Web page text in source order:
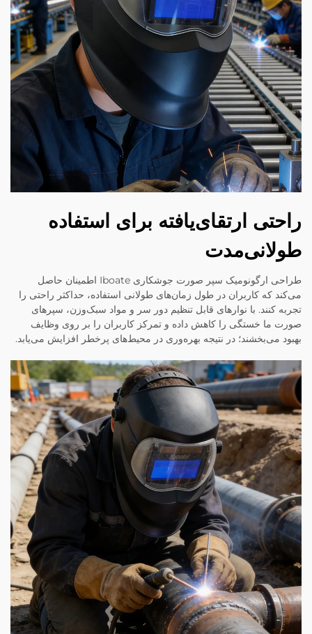
راحتی ارتقای‌یافته برای استفاده
طولانی‌مدت
طراحی ارگونومیک سپر صورت جوشکاری Iboate اطمینان حاصل
می‌کند که کاربران در طول زمان‌های طولانی استفاده، حداکثر راحتی را
تجربه کنند. با نوارهای قابل تنظیم دور سر و مواد سبک‌وزن، سپرهای
صورت ما خستگی را کاهش داده و تمرکز کاربران را بر روی وظایف
بهبود می‌بخشند؛ در نتیجه بهره‌وری در محیط‌های پرخطر افزایش می‌یابد.